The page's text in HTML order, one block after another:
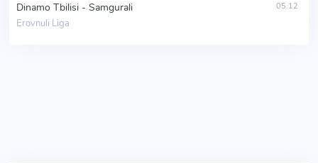
Dinamo Tbilisi - Samgurali
Erovnuli Liga
05.12